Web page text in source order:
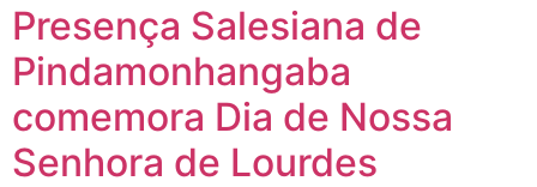
Presença Salesiana de
Pindamonhangaba
comemora Dia de Nossa
Senhora de Lourdes